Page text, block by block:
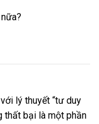
lý thuyết “tư duy
thất bại là một phần